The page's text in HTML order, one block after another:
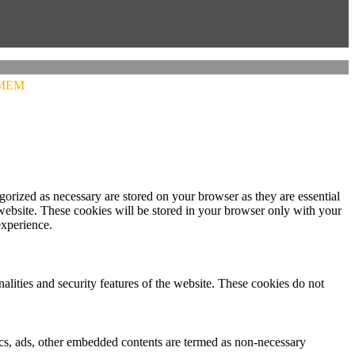
as necessary are stored on your browser as they are essential
These cookies will be stored in your browser only with your
and security features of the website. These cookies do not
other embedded contents are termed as non-necessary